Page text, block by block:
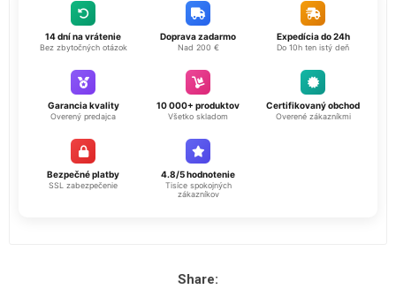
14 dní na vrátenie
Bez zbytočných otázok
Doprava zadarmo
Nad 200 €
Expedícia do 24h
Do 10h ten istý deň
Garancia kvality
Overený predajca
10 000+ produktov
Všetko skladom
Certifikovaný obchod
Overené zákazníkmi
Bezpečné platby
SSL zabezpečenie
4.8/5 hodnotenie
Tisíce spokojných
zákazníkov
Share: